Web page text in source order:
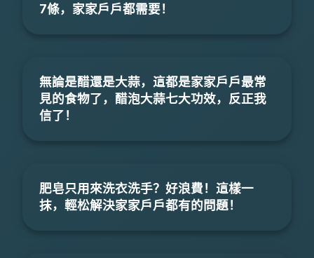
7條，家家戶戶都需要！
無論是醋還是大蒜，這都是家家戶戶最常
見的食物了，醋泡大蒜七大功效，反正我
信了！
肥皂只用來洗衣洗手？好浪費！這樣一
抹，輕松解決家家戶戶都有的問題！